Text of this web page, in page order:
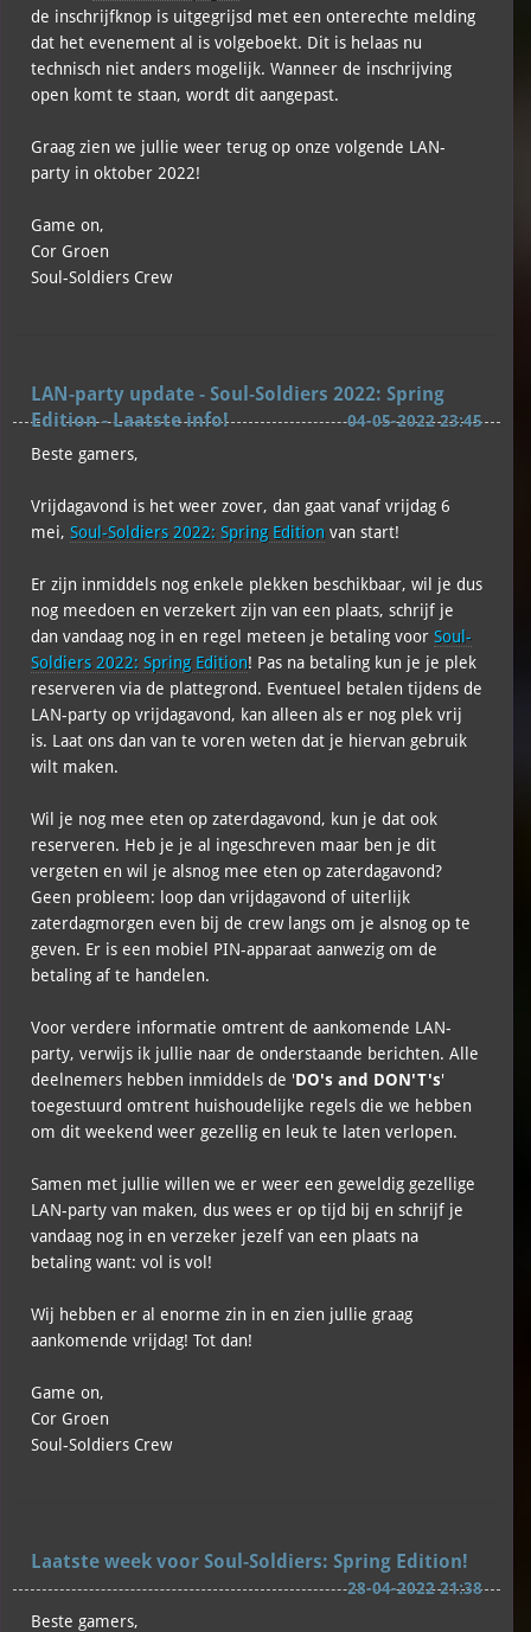
de inschrijfknop is uitgegrijsd met een onterechte melding
dat het evenement al is volgeboekt. Dit is helaas nu
technisch niet anders mogelijk. Wanneer de inschrijving
open komt te staan, wordt dit aangepast.
Graag zien we jullie weer terug op onze volgende LAN-
party in oktober 2022!
Game on,
Cor Groen
Soul-Soldiers Crew
LAN-party update - Soul-Soldiers 2022: Spring
Edition - Laatste info!
04-05-2022 23:45
Beste gamers,
Vrijdagavond is het weer zover, dan gaat vanaf vrijdag 6
mei, Soul-Soldiers 2022: Spring Edition van start!
Er zijn inmiddels nog enkele plekken beschikbaar, wil je dus
nog meedoen en verzekert zijn van een plaats, schrijf je
dan vandaag nog in en regel meteen je betaling voor Soul-
Soldiers 2022: Spring Edition! Pas na betaling kun je je plek
reserveren via de plattegrond. Eventueel betalen tijdens de
LAN-party op vrijdagavond, kan alleen als er nog plek vrij
is. Laat ons dan van te voren weten dat je hiervan gebruik
wilt maken.
Wil je nog mee eten op zaterdagavond, kun je dat ook
reserveren. Heb je je al ingeschreven maar ben je dit
vergeten en wil je alsnog mee eten op zaterdagavond?
Geen probleem: loop dan vrijdagavond of uiterlijk
zaterdagmorgen even bij de crew langs om je alsnog op te
geven. Er is een mobiel PIN-apparaat aanwezig om de
betaling af te handelen.
Voor verdere informatie omtrent de aankomende LAN-
party, verwijs ik jullie naar de onderstaande berichten. Alle
deelnemers hebben inmiddels de 'DO's and DON'T's'
toegestuurd omtrent huishoudelijke regels die we hebben
om dit weekend weer gezellig en leuk te laten verlopen.
Samen met jullie willen we er weer een geweldig gezellige
LAN-party van maken, dus wees er op tijd bij en schrijf je
vandaag nog in en verzeker jezelf van een plaats na
betaling want: vol is vol!
Wij hebben er al enorme zin in en zien jullie graag
aankomende vrijdag! Tot dan!
Game on,
Cor Groen
Soul-Soldiers Crew
Laatste week voor Soul-Soldiers: Spring Edition!
28-04-2022 21:38
Beste gamers,